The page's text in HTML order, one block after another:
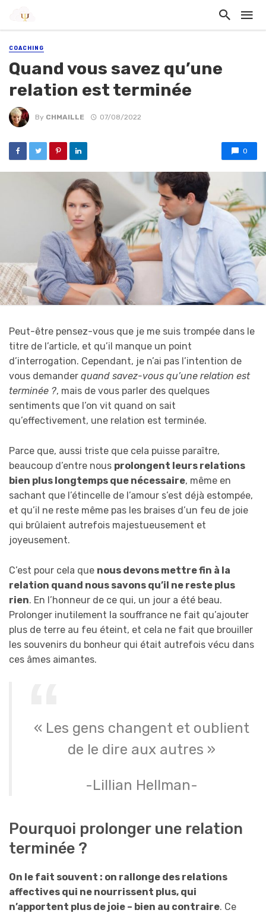
COACHING
Quand vous savez qu’une
relation est terminée
By CHMAILLE 07/08/2022
0
Peut-être pensez-vous que je me suis trompée dans le
titre de l’article, et qu’il manque un point
d’interrogation. Cependant, je n’ai pas l’intention de
vous demander quand savez-vous qu’une relation est
terminée ?, mais de vous parler des quelques
sentiments que l’on vit quand on sait
qu’effectivement, une relation est terminée.
Parce que, aussi triste que cela puisse paraître,
beaucoup d’entre nous prolongent leurs relations
bien plus longtemps que nécessaire, même en
sachant que l’étincelle de l’amour s’est déjà estompée,
et qu’il ne reste même pas les braises d’un feu de joie
qui brûlaient autrefois majestueusement et
joyeusement.
C’est pour cela que nous devons mettre fin à la
relation quand nous savons qu’il ne reste plus
rien. En l’honneur de ce qui, un jour a été beau.
Prolonger inutilement la souffrance ne fait qu’ajouter
plus de terre au feu éteint, et cela ne fait que brouiller
les souvenirs du bonheur qui était autrefois vécu dans
ces âmes aimantes.
« Les gens changent et oublient
de le dire aux autres »
-Lillian Hellman-
Pourquoi prolonger une relation
terminée ?
On le fait souvent : on rallonge des relations
affectives qui ne nourrissent plus, qui
n’apportent plus de joie – bien au contraire. Ce